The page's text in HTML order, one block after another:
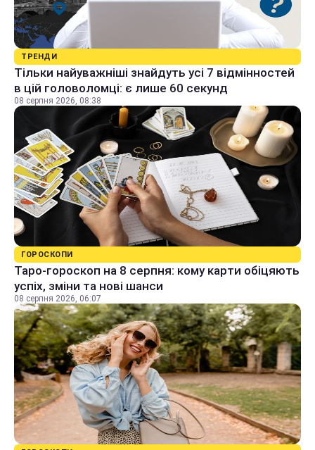
ТРЕНДИ
Тільки найуважніші знайдуть усі 7 відмінностей
в цій головоломці: є лише 60 секунд
08 серпня 2026, 08:38
ГОРОСКОПИ
Таро-гороскоп на 8 серпня: кому карти обіцяють
успіх, зміни та нові шанси
08 серпня 2026, 06:07